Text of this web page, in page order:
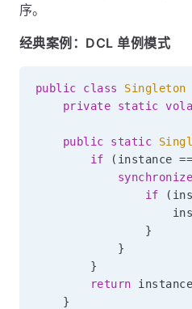
序。
经典案例：DCL 单例模式
public class Singleton
private
static
public static
if
( instance ==
if
(
}
}
}
return instance
}